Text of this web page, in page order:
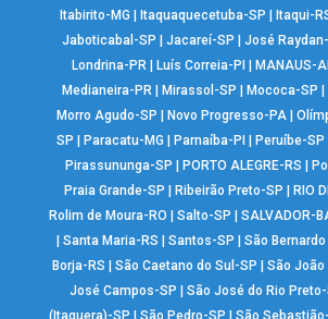
Itabirito-MG
Itaquaquecetuba-SP Itaqui-
Jaboticabal-SP
Jacareí-SP José
Londrina-PR| Luís Correia-PI MANAUS-
Medianeira-PR
Mirassol-SP Mococa-SP
Morro Agudo-SP
Novo Progresso-PA |
SP
Paracatu-MG Parnaíba-PI Peruíbe-SP
Pirassununga-SP
PORTO ALEGRE-RS
Praia Grande-SP
Ribeirão Preto-SP RIO
Rolim de Moura-RO
Salto-SP SALVADOR-
|Santa Maria-RS |Santos-SP |São
Borja-RS
|São Caetano do Sul-SP |São João
José Campos-SP
|São José do Rio Preto-